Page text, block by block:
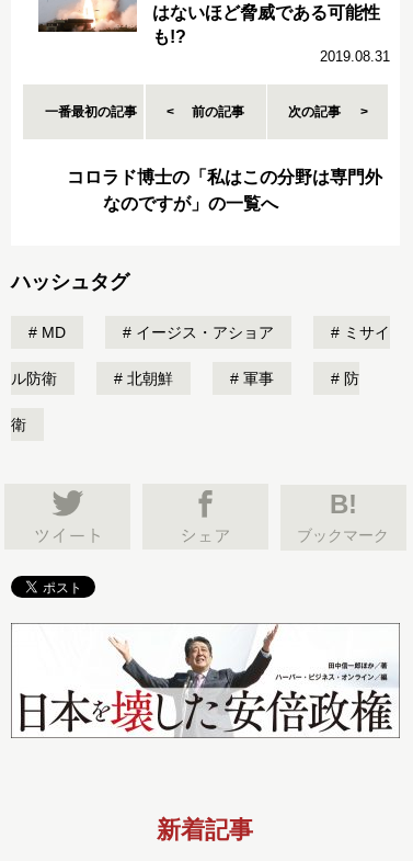
はないほど脅威である可能性
も!?
2019.08.31
一番最初の記事 前の記事 次の記事
コロラド博士の「私はこの分野は専門外
なのですが」の一覧へ
ハッシュタグ
MD イージス・アショア ミサイ
ル防衛 北朝鮮 軍事 防
衛
B!
ブックマーク
新着記事